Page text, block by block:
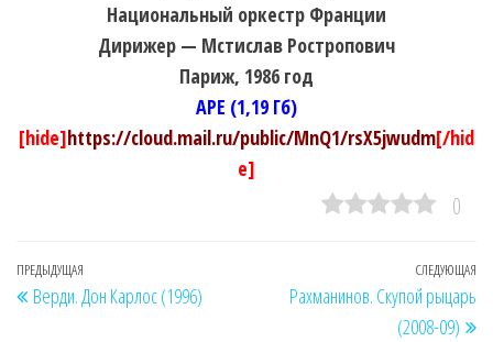
Национальный оркестр Франции
Дирижер — Мстислав Ростропович
Париж, 1986 год
APE (1,19 Гб)
[hide]https://cloud.mail.ru/public/MnQ1/rsX5jwudm[/hid
e]
0
Навигация
по
Предыдущая
запись
ПРЕДЫДУЩАЯ
Верди. Дон Карлос (1996)
СЛЕДУЮЩАЯ
Рахманинов. Скупой рыцарь
(2008-09)